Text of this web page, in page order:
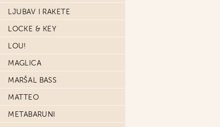
LJUBAV I RAKETE
LOCKE & KEY
LOU!
MAGLICA
MARŠAL BASS
MATTEO
METABARUNI